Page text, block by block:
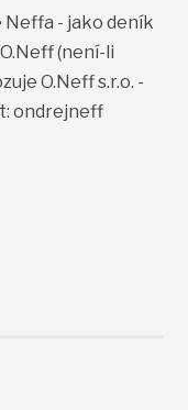
Neffa - jako deník
(není-li
O.Neff s.r.o. -
ondrejneff